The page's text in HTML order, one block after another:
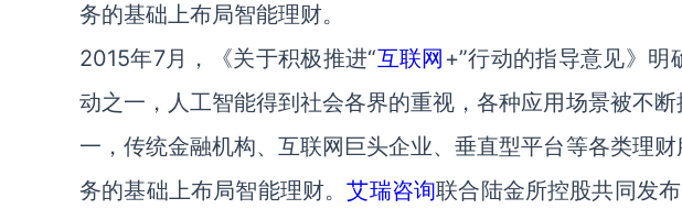
务的基础上布局智能理财。
2015年7月，《关于积极推进“互联网 +”行动的指导意见》
动之一，人工智能得到社会各界的重视，各种应用场景被不
一，传统金融机构、互联网巨头企业、垂直型平台等各类理
务的基础上布局智能理财。艾瑞咨询联合陆金所控股共同发布